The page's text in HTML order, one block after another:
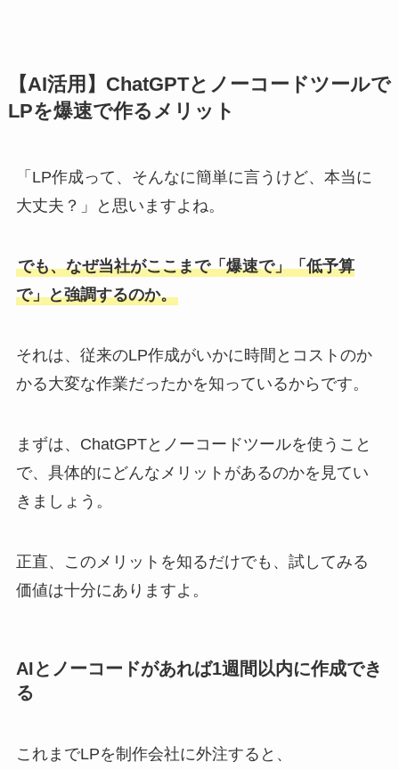
【AI活用】ChatGPTとノーコードツールで
LPを爆速で作るメリット
「LP作成って、そんなに簡単に言うけど、本当に
大丈夫？」と思いますよね。
でも、なぜ当社がここまで「爆速で」「低予算
で」と強調するのか。
それは、従来のLP作成がいかに時間とコストのか
かる大変な作業だったかを知っているからです。
まずは、ChatGPTとノーコードツールを使うこと
で、具体的にどんなメリットがあるのかを見てい
きましょう。
正直、このメリットを知るだけでも、試してみる
価値は十分にありますよ。
AIとノーコードがあれば1週間以内に作成でき
る
これまでLPを制作会社に外注すると、